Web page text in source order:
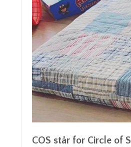
COS står for Circle of